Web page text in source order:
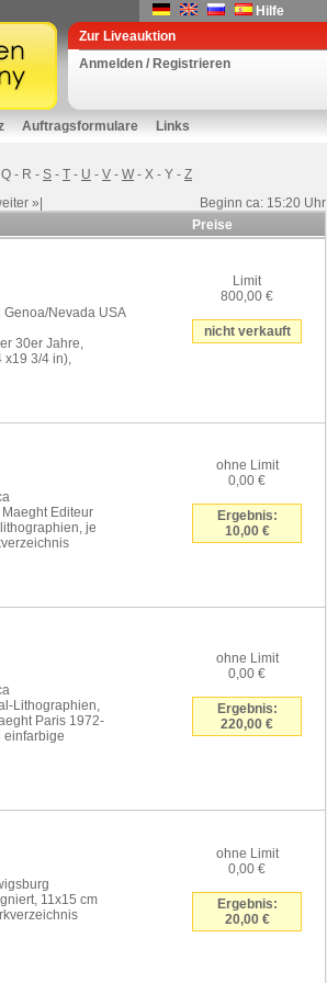
Hilfe
Zur Liveauktion
Anmelden / Registrieren
Auftragsformulare Links
Q - R - S - T - U - V - W - X - Y - Z
Beginn ca: 15:20 Uhr
»|
Preise
Genoa/Nevada USA
30er Jahre,
x19 3/4 in),
Limit
800,00 €
nicht verkauft
Editeur
je
ohne Limit
0,00 €
Ergebnis:
10,00 €
Lithographien,
Paris 1972-
einfarbige
ohne Limit
0,00 €
Ergebnis:
220,00 €
11x15 cm
ohne Limit
0,00 €
Ergebnis:
20,00 €